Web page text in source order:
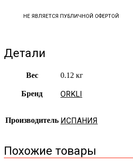
НЕ ЯВЛЯЕТСЯ ПУБЛИЧНОЙ ОФЕРТОЙ
Детали
Вес 0.12 кг
Бренд ORKLI
Производитель ИСПАНИЯ
Похожие товары